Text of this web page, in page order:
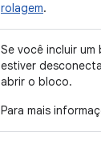
rolagem.
Se você incluir
estiver
abrir o bloco.
Para mais